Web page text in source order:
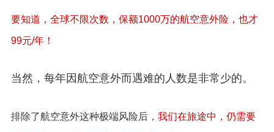
要知道，全球不限次数，保额1000万的航空意外险，也才
99元/年！
当然，每年因航空意外而遇难的人数是非常少的。
排除了航空意外这种极端风险后， 我们在旅途中，仍需要